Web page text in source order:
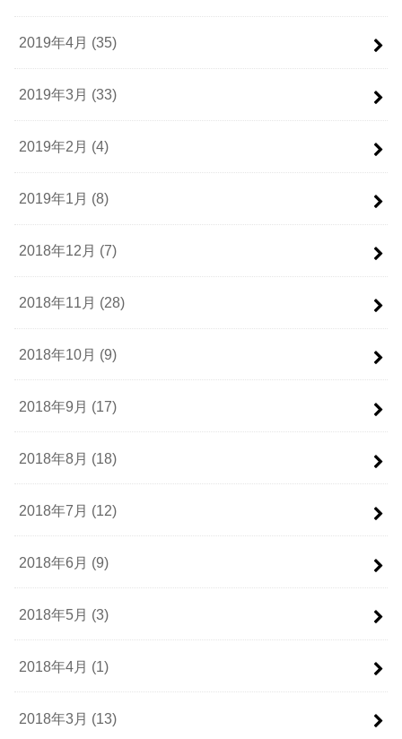
2019年4月 (35)
2019年3月 (33)
2019年2月 (4)
2019年1月 (8)
2018年12月 (7)
2018年11月 (28)
2018年10月 (9)
2018年9月 (17)
2018年8月 (18)
2018年7月 (12)
2018年6月 (9)
2018年5月 (3)
2018年4月 (1)
2018年3月 (13)